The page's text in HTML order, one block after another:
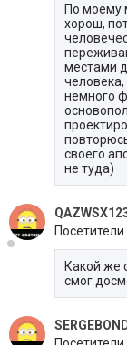
По моему
хорош,
местами
немного
своего
не туда)
Посетители
Какой же
смог